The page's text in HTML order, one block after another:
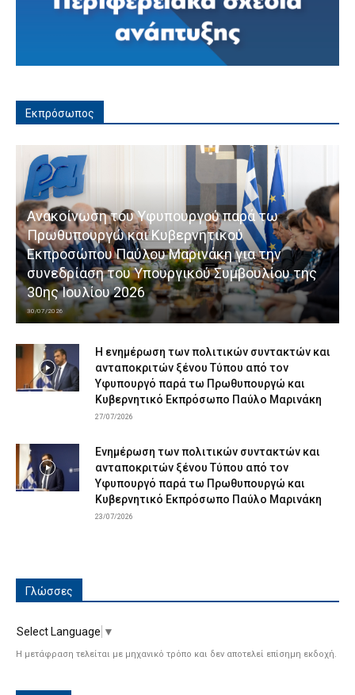
Εκπρόσωπος
Ανακοίνωση του Υφυπουργού παρά τω
Πρωθυπουργώ και Κυβερνητικού
Εκπροσώπου Παύλου Μαρινάκη για την
συνεδρίαση του Υπουργικού Συμβουλίου της
30ης Ιουλίου 2026
30/07/2026
Η ενημέρωση των πολιτικών συντακτών και
ανταποκριτών ξένου Τύπου από τον
Υφυπουργό παρά τω Πρωθυπουργώ και
Κυβερνητικό Εκπρόσωπο Παύλο Μαρινάκη
27/07/2026
Ενημέρωση των πολιτικών συντακτών και
ανταποκριτών ξένου Τύπου από τον
Υφυπουργό παρά τω Πρωθυπουργώ και
Κυβερνητικό Εκπρόσωπο Παύλο Μαρινάκη
23/07/2026
Γλώσσες
Select Language ▼
Η μετάφραση τελείται με μηχανικό τρόπο και δεν αποτελεί επίσημη εκδοχή.